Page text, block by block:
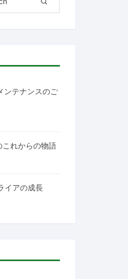
ンテナンスのご
これからの物語
イアの成長